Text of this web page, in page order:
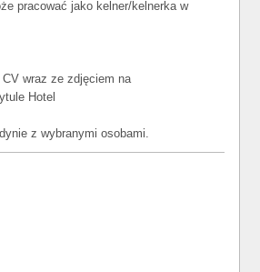
pracować jako kelner/kelnerka w
CV wraz ze zdjęciem na
Hotel
z wybranymi osobami.